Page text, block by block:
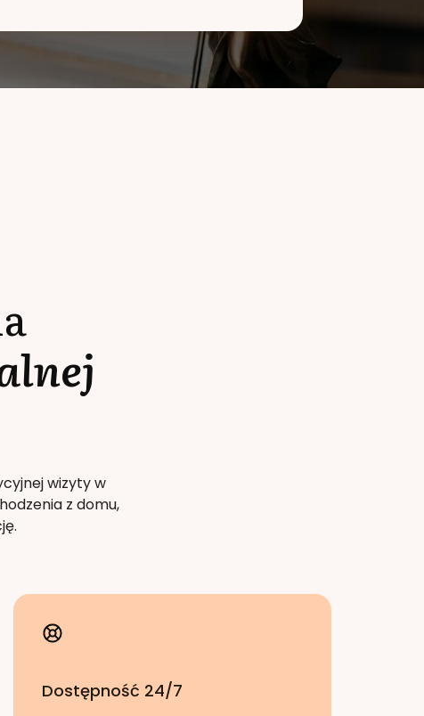
wizyty w
z domu,
Dostępność 24/7